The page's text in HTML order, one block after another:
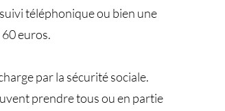
téléphonique ou bien une
euros.
par la sécurité sociale.
prendre tous ou en partie